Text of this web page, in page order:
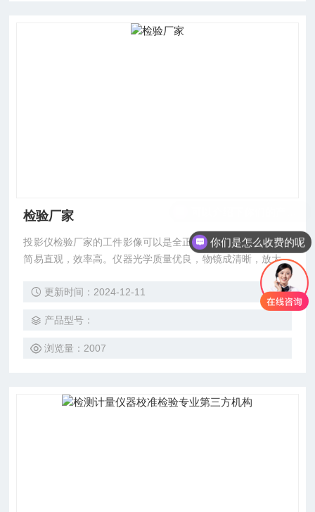
检验厂家
投影仪检验厂家的工件影像可以是全正像也可以为倒像，测量
简易直观，效率高。仪器光学质量优良，物镜成清晰，放大倍
率准确。在透射光照明下，轮廓测量误差小于0.08%。它广泛
用于机械、仪表、电子、轻工等行业院校、研究所、计量检定
更新时间：2024-12-11
产品型号：
浏览量：2007
你们是怎么收费的呢